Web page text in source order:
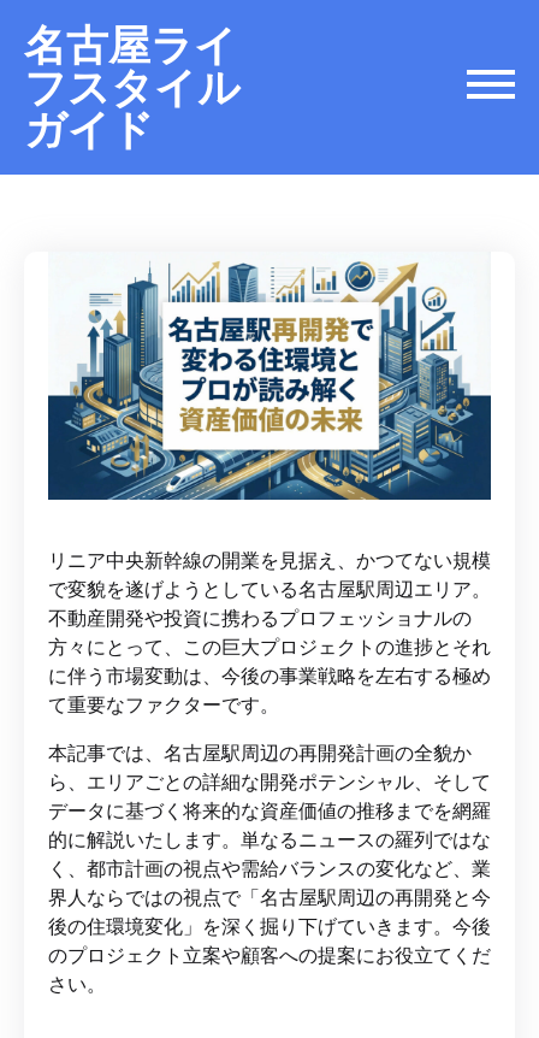
名古屋ライ
フスタイル
ガイド
リニア中央新幹線の開業を見据え、かつてない規模
で変貌を遂げようとしている名古屋駅周辺エリア。
不動産開発や投資に携わるプロフェッショナルの
方々にとって、この巨大プロジェクトの進捗とそれ
に伴う市場変動は、今後の事業戦略を左右する極め
て重要なファクターです。
本記事では、名古屋駅周辺の再開発計画の全貌か
ら、エリアごとの詳細な開発ポテンシャル、そして
データに基づく将来的な資産価値の推移までを網羅
的に解説いたします。単なるニュースの羅列ではな
く、都市計画の視点や需給バランスの変化など、業
界人ならではの視点で「名古屋駅周辺の再開発と今
後の住環境変化」を深く掘り下げていきます。今後
のプロジェクト立案や顧客への提案にお役立てくだ
さい。